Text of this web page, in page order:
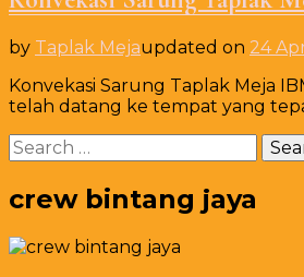
by Taplak Mejaupdated on 24
Konvekasi Sarung Taplak Meja
telah datang ke tempat yang
Search
for:
crew bintang jaya